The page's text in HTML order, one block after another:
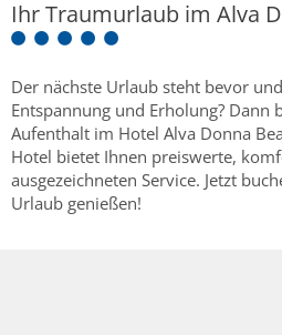
Ihr Traumurlaub im Alva
Der nächste Urlaub steht bevor
Entspannung und Erholung? Dann
Aufenthalt im Hotel Alva Donna
Hotel bietet Ihnen preiswerte,
ausgezeichneten Service. Jetzt
Urlaub genießen!